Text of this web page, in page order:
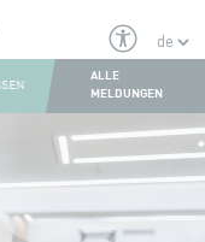
ALLE
MELDUNGEN